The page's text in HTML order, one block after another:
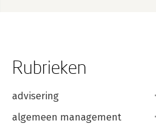
Rubrieken
advisering
algemeen management